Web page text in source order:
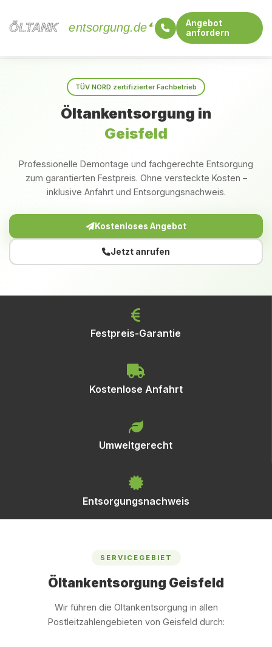
ÖLTANK
ÖLTANK entsorgung.de
Angebot
anfordern
TÜV NORD zertifizierter Fachbetrieb
Öltankentsorgung in
Geisfeld
Professionelle Demontage und fachgerechte Entsorgung
zum garantierten Festpreis. Ohne versteckte Kosten –
inklusive Anfahrt und Entsorgungsnachweis.
Kostenloses Angebot
Jetzt anrufen
Festpreis-Garantie
Kostenlose Anfahrt
Umweltgerecht
Entsorgungsnachweis
SERVICEGEBIET
Öltankentsorgung Geisfeld
Wir führen die Öltankentsorgung in allen
Postleitzahlengebieten von Geisfeld durch: